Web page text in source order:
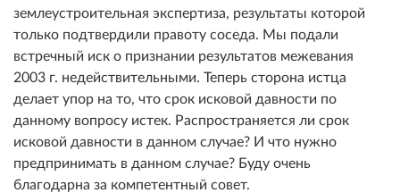
землеустроительная экспертиза, результаты которой
только подтвердили правоту соседа. Мы подали
встречный иск о признании результатов межевания
2003 г. недействительными. Теперь сторона истца
делает упор на то, что срок исковой давности по
данному вопросу истек. Распространяется ли срок
исковой давности в данном случае? И что нужно
предпринимать в данном случае? Буду очень
благодарна за компетентный совет.